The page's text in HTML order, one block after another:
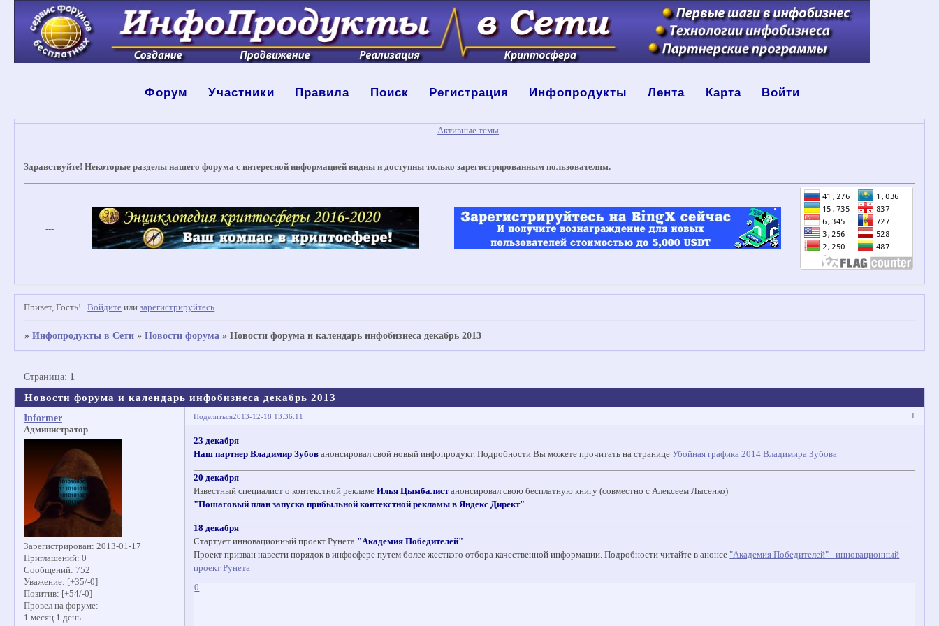
Форум Участники Правила Поиск Регистрация Инфопродукты Лента Карта Войти
Активные темы
Здравствуйте! Некоторые разделы нашего форума с интересной информацией видны и доступны только зарегистрированным пользователям.
---
Привет, Гость! Войдите илизарегистрируйтесь
»Инфопродукты в Сети »Новости форума »Новости форума и календарь инфобизнеса декабрь 2013
Новости форума и календарь инфобизнеса декабрь 2013
Страница: 1
Поделиться 1
2013-12-18 13:36:11
Informer
Администратор
Зарегистрирован: 2013-01-17
Приглашений: 0
Сообщений: 752
Уважение: [+35/-0]
Позитив: [+54/-0]
Провел на форуме:
1 месяц 1 день
23 декабря
Наш партнер Владимир Зубов анонсировал свой новый инфопродукт. Подробности Вы можете прочитать на страницеУбойная графика 2014 Владимира Зубова
20 декабря
Известный специалист о контекстной рекламеИлья Цымбалистанонсировал свою бесплатную книгу (совместно с Алексеем Лысенко)
"Пошаговый план запуска прибыльной контекстной рекламы в Яндекс Директ"
18 декабря
Стартует инновационный проект Рунета "Академия Победителей"
Проект призван навести порядок в инфосфере путем более жесткого отбора качественной информации. Подробности читайте в анонсе "Академия Победителей" - инновационный
проект Рунета
0